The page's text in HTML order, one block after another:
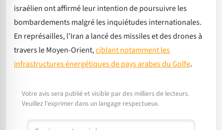
israélien ont affirmé leur intention de poursuivre les
bombardements malgré les inquiétudes internationales.
En représailles, l’Iran a lancé des missiles et des drones à
travers le Moyen-Orient,ciblant notamment les
infrastructures énergétiques de pays arabes du Golfe.
Votre avis sera publié et visible par des milliers de lecteurs.
Veuillez l'exprimer dans un langage respectueux.
Commentaire